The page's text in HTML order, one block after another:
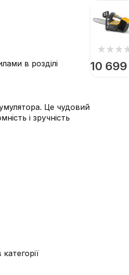
в розділі
Це чудовий
і зручність
10 699